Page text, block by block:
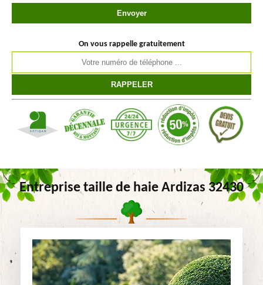
On vous rappelle gratuitement
Entreprise taille de haie Ardizas 32430